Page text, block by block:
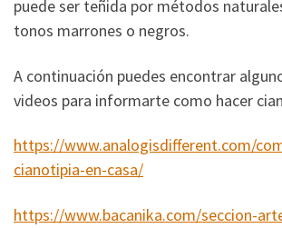
puede ser teñida por métodos
tonos marrones o negros.
A continuación puedes encontrar
videos para informarte como hacer
https://www.analogisdifferent.com/
cianotipia-en-casa/
https://www.bacanika.com/seccion-